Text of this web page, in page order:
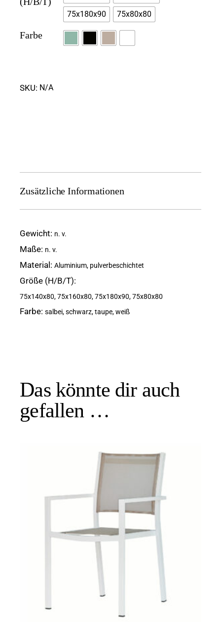
75x180x90
75x80x80
Farbe
SKU: N/A
Zusätzliche Informationen
Gewicht n. v.
Maße n. v.
Material Aluminium, pulverbeschichtet
Größe (H/B/T)
75x140x80, 75x160x80, 75x180x90, 75x80x80
Farbe salbei, schwarz, taupe, weiß
Das könnte dir auch
gefallen …